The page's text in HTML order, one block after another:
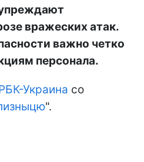
вражеских атак.
важно четко
персонала.
Украина со
".